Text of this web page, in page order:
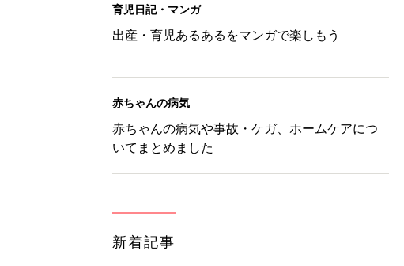
育児日記・マンガ
出産・育児あるあるをマンガで楽しもう
赤ちゃんの病気
赤ちゃんの病気や事故・ケガ、ホームケアにつ
いてまとめました
新着記事